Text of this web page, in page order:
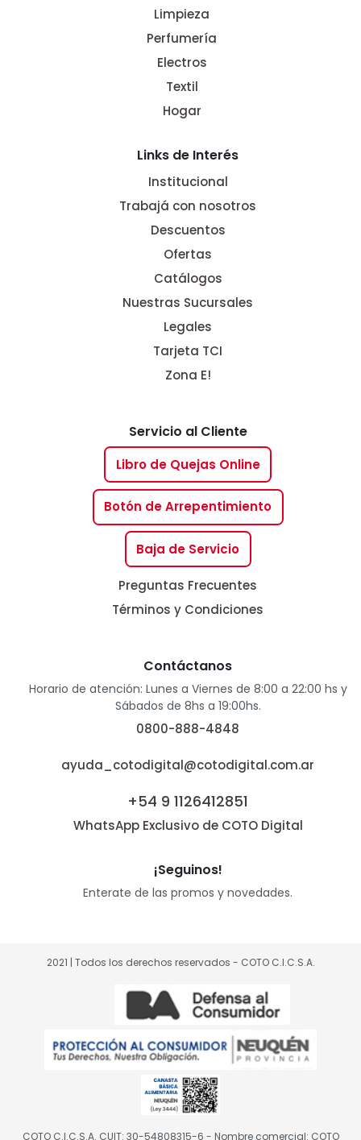
Limpieza
Perfumería
Electros
Textil
Hogar
Links de Interés
Institucional
Trabajá con nosotros
Descuentos
Ofertas
Catálogos
Nuestras Sucursales
Legales
Tarjeta TCI
Zona E!
Servicio al Cliente
Libro de Quejas Online
Botón de Arrepentimiento
Baja de Servicio
Preguntas Frecuentes
Términos y Condiciones
Contáctanos
Horario de atención: Lunes a Viernes de 8:00 a 22:00 hs y
Sábados de 8hs a 19:00hs.
0800-888-4848
ayuda_cotodigital@cotodigital.com.ar
+54 9 1126412851
WhatsApp Exclusivo de COTO Digital
¡Seguinos!
Enterate de las promos y novedades.
2021 | Todos los derechos reservados - COTO C.I.C.S.A.
COTO C.I.C.S.A. CUIT: 30-54808315-6 - Nombre comercial: COTO